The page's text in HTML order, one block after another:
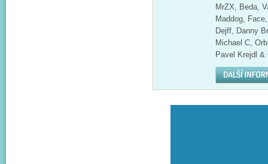
MrZX, Beda,
Maddog,
Dejff, Danny
Michael C,
Pavel Krejdl &